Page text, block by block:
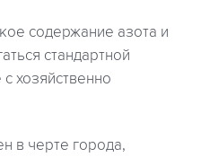
содержание азота и
стандартной
хозяйственно
в черте города,